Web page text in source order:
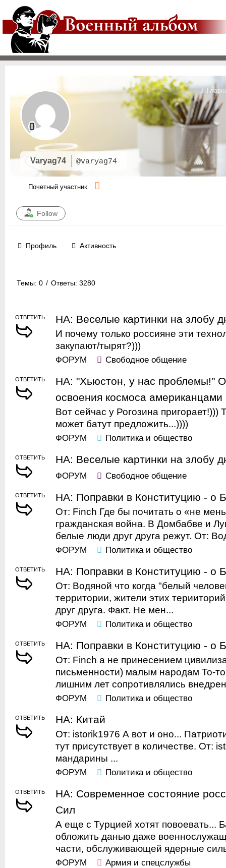
Varyag74 @varyag74
Почетный участник
Follow
Профиль Активность
Темы: 0 / Ответы: 3280
ОТВЕТИТЬ НА: Веселые картинки на злобу
И почему только россияне эти
закупают/тырят?)))
ФОРУМ Свободное общение
ОТВЕТИТЬ
НА: "Хьюстон, у нас проблемы!"
освоения космоса американцами
Вот сейчас у Рогозина пригорает!)))
может батут предложить...))))
ФОРУМ Политика и общество
ОТВЕТИТЬ НА: Веселые картинки на злобу
ФОРУМ Свободное общение
ОТВЕТИТЬ НА: Поправки в Конституцию - о
От: Finch Где бы почитать о «не
гражданская война. В Домбабве и
белые люди друг друга режут. От:
ФОРУМ Политика и общество
ОТВЕТИТЬ НА: Поправки в Конституцию - о
От: Водяной что когда "белый
территории, жители этих
друг друга. Факт. Не мен...
ФОРУМ Политика и общество
ОТВЕТИТЬ НА: Поправки в Конституцию - о
От: Finch а не принесением
письменности) малым народам То-
лишним лет сопротивлялись
ФОРУМ Политика и общество
ОТВЕТИТЬ НА: Китай
От: istorik1976 А вот и оно...
тут присутствует в количестве. От:
мандарины ...
ФОРУМ Политика и общество
ОТВЕТИТЬ
НА: Современное состояние
Сил
А еще с Турцией хотят повоевать...
обложить данью даже
части, обслуживающей ядерные
ФОРУМ Армия и спецслужбы